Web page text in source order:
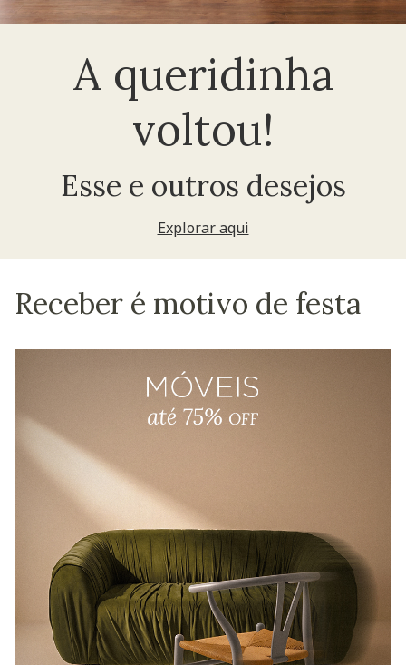
A queridinha
voltou!
Esse e outros desejos
Explorar aqui
Receber é motivo de festa